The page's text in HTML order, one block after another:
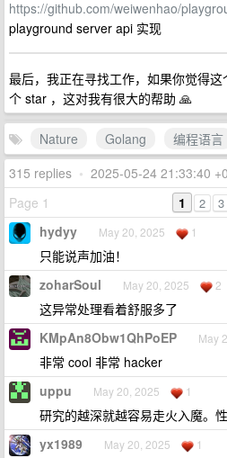
https://github.com/weiwenhao/
playground server api 实现
最后，我正在寻找工作，如果你觉得
个 star ，这对我有很大的帮助 🙏
Nature Golang
编程语言
315 replies • 2025-05-24 21:33:40
Page 1
1 2 3
hydyy May 20, 2025 1
只能说声加油！
zoharSoul May 20, 2025 2
这异常处理看着舒服多了
KMpAn8Obw1QhPoEP May
非常 cool 非常 hacker
uppu May 20, 2025 1
研究的越深就越容易走火入魔。性
yx1989 May 20, 2025 1